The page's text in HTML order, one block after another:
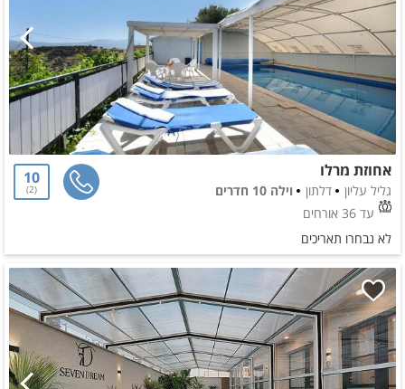
אחוזת מרלו
גליל עליון דלתון
וילה 10 חדרים
עד 36 אורחים
10
2
לא נבחרו תאריכים